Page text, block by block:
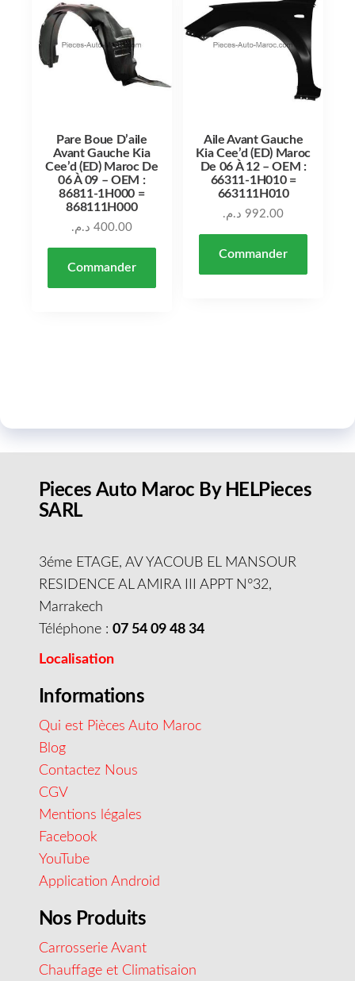
Pare Boue D’aile
Avant Gauche Kia
Cee’d (ED) Maroc De
06 À 09 – OEM :
86811-1H000 =
868111H000
400.00 د.م.
Commander
Aile Avant Gauche
Kia Cee’d (ED) Maroc
De 06 À 12 – OEM :
66311-1H010 =
663111H010
992.00 د.م.
Commander
Pieces Auto Maroc By HELPieces
SARL
3éme ETAGE, AV YACOUB EL MANSOUR
RESIDENCE AL AMIRA III APPT N°32,
Marrakech
Téléphone : 07 54 09 48 34
Localisation
Informations
Qui est Pièces Auto Maroc
Blog
Contactez Nous
CGV
Mentions légales
Facebook
YouTube
Application Android
Nos Produits
Carrosserie Avant
Chauffage et Climatisaion